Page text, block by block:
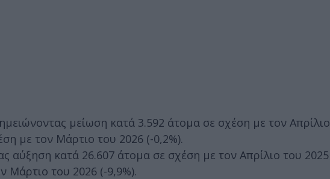
μείωση κατά 3.592 άτομα σε σχέση με τον Απρίλιο
με τον Μάρτιο του 2026 (-0,2%).
αύξηση κατά 26.607 άτομα σε σχέση με τον Απρίλιο του 2025
Μάρτιο του 2026 (-9,9%).